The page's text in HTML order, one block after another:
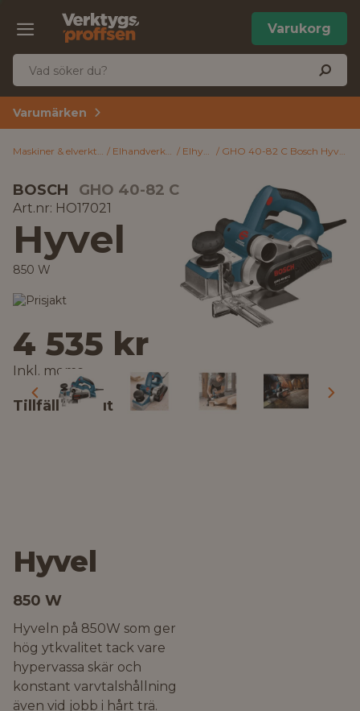
Varukorg
Varumärken
Maskiner & elverktyg Elhandverktyg Elhyvlar GHO 40-82 C Bosch Hyvel 850 W
BOSCH GHO 40-82 C
Art.nr: HO17021
Hyvel
850 W
4 535 kr
Inkl. moms
Tillfälligt slut
Hyvel
850 W
Hyveln på 850W som ger
hög ytkvalitet tack vare
hypervassa skär och
konstant varvtalshållning
även vid jobb i hårt trä.